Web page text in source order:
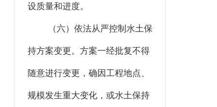
设质量和进度。
（六）依法从严控制水土保
持方案变更。方案一经批复不得
随意进行变更，确因工程地点、
规模发生重大变化，或水土保持